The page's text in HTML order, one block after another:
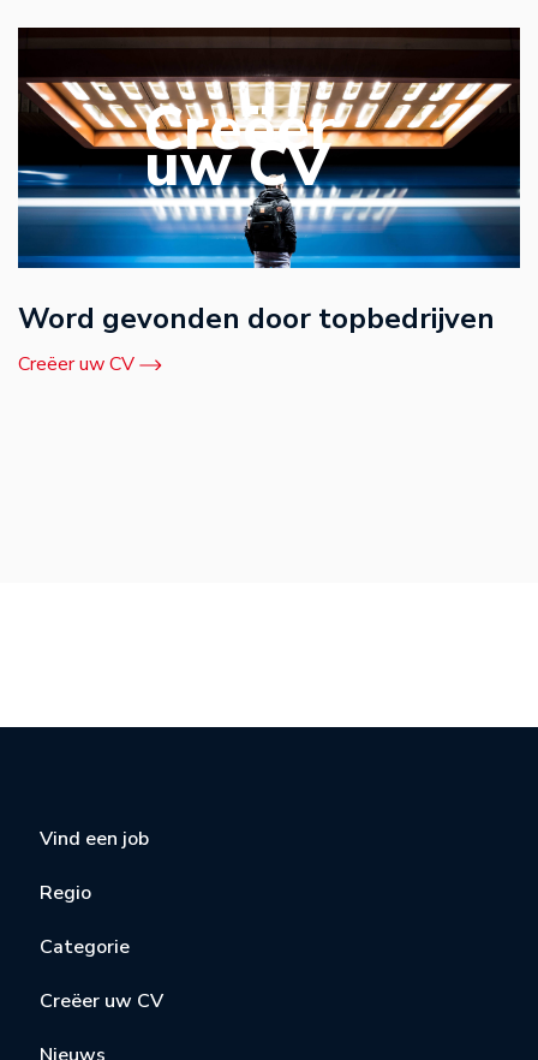
Creëer
uw CV
Word gevonden door topbedrijven
Creëer uw CV
Vind een job
Regio
Categorie
Creëer uw CV